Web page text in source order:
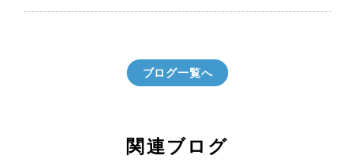
ブログ一覧へ
関連ブログ